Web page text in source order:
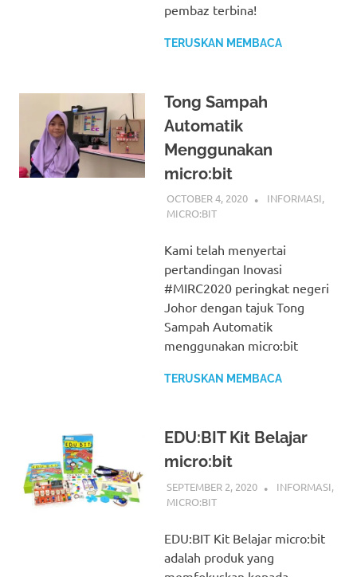
pembaz terbina!
TERUSKAN MEMBACA
Tong Sampah
Automatik
Menggunakan
micro:bit
OCTOBER 4, 2020 IDRIS
INFORMASI,
MICRO:BIT
Kami telah menyertai
pertandingan Inovasi
#MIRC2020 peringkat negeri
Johor dengan tajuk Tong
Sampah Automatik
menggunakan micro:bit
TERUSKAN MEMBACA
EDU:BIT Kit Belajar
micro:bit
SEPTEMBER 2, 2020 IDRIS
INFORMASI,
MICRO:BIT
EDU:BIT Kit Belajar micro:bit
adalah produk yang